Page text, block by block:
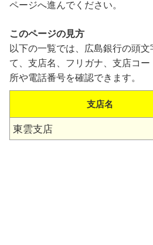
ページへ進んでください。
このページの見方
以下の一覧では、広島銀行の頭
て、支店名、フリガナ、支店コ
所や電話番号を確認できます。
支店名
東雲支店